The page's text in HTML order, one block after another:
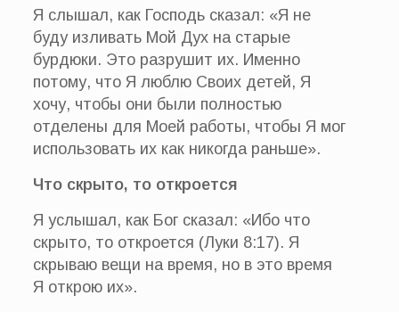
Я слышал, как Господь сказал: «Я не
буду изливать Мой Дух на старые
бурдюки. Это разрушит их. Именно
потому, что Я люблю Своих детей, Я
хочу, чтобы они были полностью
отделены для Моей работы, чтобы Я мог
использовать их как никогда раньше».
Что скрыто, то откроется
Я услышал, как Бог сказал: «Ибо что
скрыто, то откроется (Луки 8:17). Я
скрываю вещи на время, но в это время
Я открою их».